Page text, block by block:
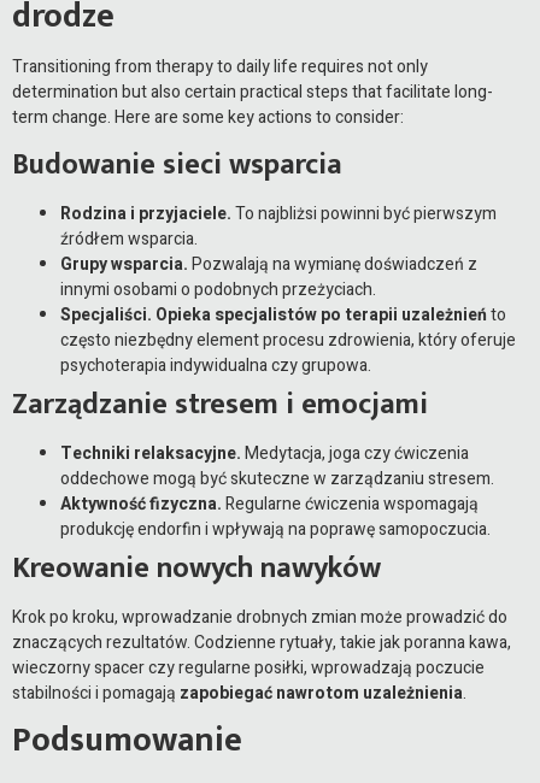
drodze
Transitioning from therapy to daily life requires not only
determination but also certain practical steps that facilitate long-
term change. Here are some key actions to consider:
Budowanie sieci wsparcia
Rodzina i przyjaciele.To najbliżsi powinni być pierwszym
źródłem wsparcia.
Grupy wsparcia.Pozwalają na wymianę doświadczeń z
innymi osobami o podobnych przeżyciach.
Specjaliści. Opieka specjalistów po terapii uzależnieńto
często niezbędny element procesu zdrowienia, który oferuje
psychoterapia indywidualna czy grupowa.
Zarządzanie stresem i emocjami
Techniki relaksacyjne.Medytacja, joga czy ćwiczenia
oddechowe mogą być skuteczne w zarządzaniu stresem.
Aktywność fizyczna.Regularne ćwiczenia wspomagają
produkcję endorfin i wpływają na poprawę samopoczucia.
Kreowanie nowych nawyków
Krok po kroku, wprowadzanie drobnych zmian może prowadzić do
znaczących rezultatów. Codzienne rytuały, takie jak poranna kawa,
wieczorny spacer czy regularne posiłki, wprowadzają poczucie
stabilności i pomagają zapobiegać nawrotom uzależnienia.
Podsumowanie